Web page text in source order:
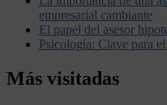
empresarial cambiante
El papel del asesor
Psicología: Clave para
Más visitadas